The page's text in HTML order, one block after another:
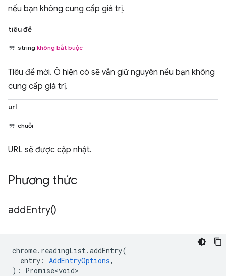
nếu bạn không cung cấp giá trị.
tiêu đề
string không bắt buộc
Tiêu đề mới. Ô hiện có sẽ vẫn giữ nguyên nếu bạn không
cung cấp giá trị.
url
chuỗi
URL sẽ được cập nhật.
Phương thức
addEntry()
chrome. readingList .addEntry(
entry : AddEntryOptions,
) : Promise<void>